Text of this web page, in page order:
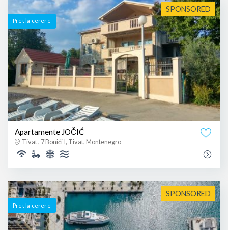
SPONSORED
Pret la cerere
Apartamente JOČIĆ
Tivat , 7 Bonići I, Tivat, Montenegro
SPONSORED
Pret la cerere